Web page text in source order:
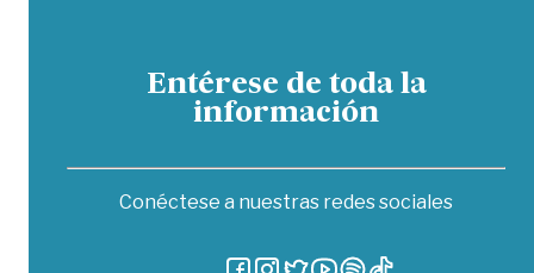
Entérese de toda la
información
Conéctese a nuestras redes sociales